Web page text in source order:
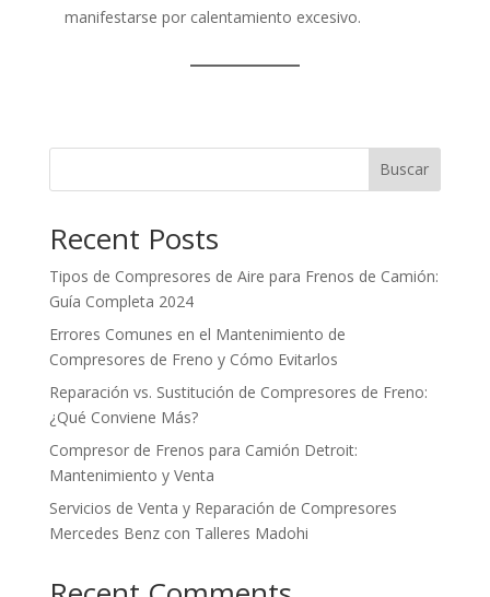
manifestarse por calentamiento excesivo.
Buscar
Recent Posts
Tipos de Compresores de Aire para Frenos de Camión:
Guía Completa 2024
Errores Comunes en el Mantenimiento de
Compresores de Freno y Cómo Evitarlos
Reparación vs. Sustitución de Compresores de Freno:
¿Qué Conviene Más?
Compresor de Frenos para Camión Detroit:
Mantenimiento y Venta
Servicios de Venta y Reparación de Compresores
Mercedes Benz con Talleres Madohi